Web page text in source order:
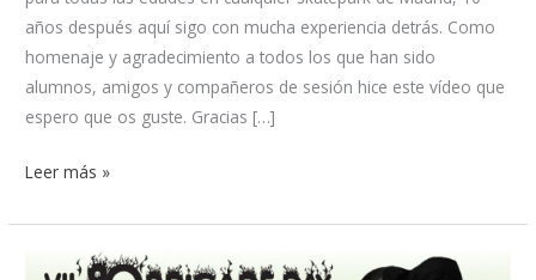
años después aquí sigo con mucha experiencia detrás. Como
homenaje y agradecimiento a todos los que han sido
alumnos, amigos y compañeros de sesión hice este vídeo que
espero que os guste. Gracias […]
Leer más »